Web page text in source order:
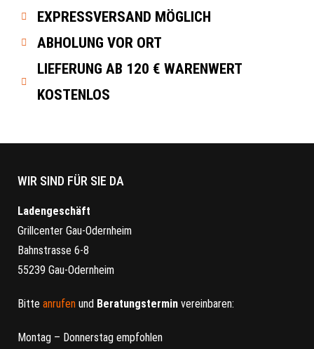
EXPRESSVERSAND MÖGLICH
ABHOLUNG VOR ORT
LIEFERUNG AB 120 € WARENWERT
KOSTENLOS
WIR SIND FÜR SIE DA
Ladengeschäft
Grillcenter Gau-Odernheim
Bahnstrasse 6-8
55239 Gau-Odernheim
Bitte anrufen und Beratungstermin vereinbaren:
Montag – Donnerstag empfohlen